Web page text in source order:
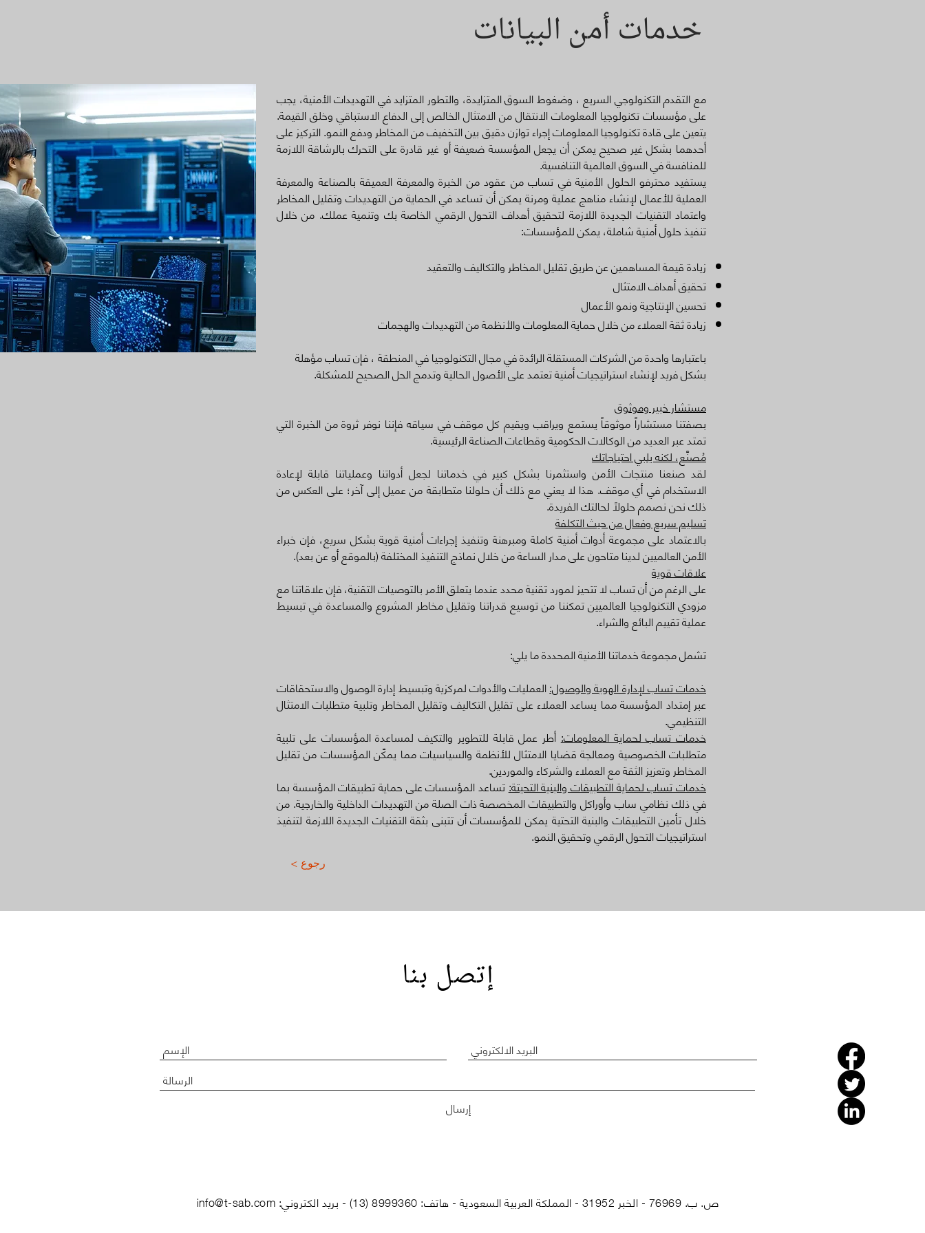
مع التقدم التكنولوجي السريع ، وضغوط السوق المتزايدة، والتطور المتزايد في التهديدات الأمنية، يجب
على مؤسسات تكنولوجيا المعلومات الانتقال من الامتثال الخالص إلى الدفاع الاستباقي وخلق القيمة.
يتعين على قادة تكنولوجيا المعلومات إجراء توازن دقيق بين التخفيف من المخاطر ودفع النمو. التركيز على
أحدهما بشكل غير صحيح يمكن أن يجعل المؤسسة ضعيفة أو غير قادرة على التحرك بالرشاقة اللازمة
للمنافسة في السوق العالمية التنافسية.
يستفيد محترفو الحلول الأمنية في تساب من عقود من الخبرة والمعرفة العميقة بالصناعة والمعرفة
العملية للأعمال لإنشاء مناهج عملية ومرنة يمكن أن تساعد في الحماية من التهديدات وتقليل المخاطر
واعتماد التقنيات الجديدة اللازمة لتحقيق أهداف التحول الرقمي الخاصة بك وتنمية عملك. من خلال
تنفيذ حلول أمنية شاملة، يمكن للمؤسسات:
زيادة قيمة المساهمين عن طريق تقليل المخاطر والتكاليف والتعقيد
تحقيق أهداف الامتثال
تحسين الإنتاجية ونمو الأعمال
زيادة ثقة العملاء من خلال حماية المعلومات والأنظمة من التهديدات والهجمات
باعتبارها واحدة من الشركات المستقلة الرائدة في مجال التكنولوجيا في المنطقة ، فإن تساب مؤهلة
بشكل فريد لإنشاء استراتيجيات أمنية تعتمد على الأصول الحالية وتدمج الحل الصحيح للمشكلة.
مستشار خبير وموثوق
بصفتنا مستشاراً موثوقاً يستمع ويراقب ويقيم كل موقف في سياقه فإننا نوفر ثروة من الخبرة التي
تمتد عبر العديد من الوكالات الحكومية وقطاعات الصناعة الرئيسية.
مُصنَّع، لكنه يلبي احتياجاتك
لقد صنعنا منتجات الأمن واستثمرنا بشكل كبير في خدماتنا لجعل أدواتنا وعملياتنا قابلة لإعادة
الاستخدام في أي موقف. هذا لا يعني مع ذلك أن حلولنا متطابقة من عميل إلى آخر؛ على العكس من
ذلك نحن نصمم حلولًا لحالتك الفريدة.
تسليم سريع وفعال من حيث التكلفة
بالاعتماد على مجموعة أدوات أمنية كاملة ومبرهنة وتنفيذ إجراءات أمنية قوية بشكل سريع، فإن خبراء
الأمن العالميين لدينا متاحون على مدار الساعة من خلال نماذج التنفيذ المختلفة (بالموقع أو عن بعد).
علاقات قوية
على الرغم من أن تساب لا تتحيز لمورد تقنية محدد عندما يتعلق الأمر بالتوصيات التقنية، فإن علاقاتنا مع
مزودي التكنولوجيا العالميين تمكننا من توسيع قدراتنا وتقليل مخاطر المشروع والمساعدة في تبسيط
عملية تقييم البائع والشراء.
تشمل مجموعة خدماتنا الأمنية المحددة ما يلي:
خدمات تساب لإدارة الهوية والوصول:العمليات والأدوات لمركزية وتبسيط إدارة الوصول والاستحقاقات
عبر إمتداد المؤسسة مما يساعد العملاء على تقليل التكاليف وتقليل المخاطر وتلبية متطلبات الامتثال
التنظيمي.
خدمات تساب لحماية المعلومات: أطر عمل قابلة للتطوير والتكيف لمساعدة المؤسسات على تلبية
متطلبات الخصوصية ومعالجة قضايا الامتثال للأنظمة والسياسيات مما يمكّن المؤسسات من تقليل
المخاطر وتعزيز الثقة مع العملاء والشركاء والموردين.
خدمات تساب لحماية التطبيقات والبنية التحيتة: تساعد المؤسسات على حماية تطبيقات المؤسسة بما
في ذلك نظامي ساب وأوراكل والتطبيقات المخصصة ذات الصلة من التهديدات الداخلية والخارجية. من
خلال تأمين التطبيقات والبنية التحتية يمكن للمؤسسات أن تتبنى بثقة التقنيات الجديدة اللازمة لتنفيذ
استراتيجيات التحول الرقمي وتحقيق النمو.
< رجوع
خدمات أمن البيانات
إتصل بنا
إرسال
ص. ب. 76969 - الخبر 31952 - المملكة العربية السعودية - هاتف: 8999360 (13) - بريد الكتروني: info@t-sab.com